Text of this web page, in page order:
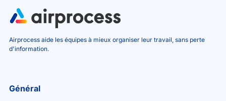
Airprocess aide les équipes à mieux organiser leur travail, sans perte
d'information.
Général